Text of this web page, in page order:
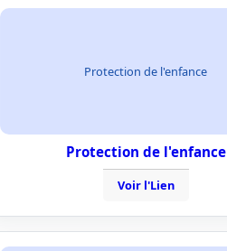
Protection de l'enfance
Protection de l'enfance
Voir l'Lien